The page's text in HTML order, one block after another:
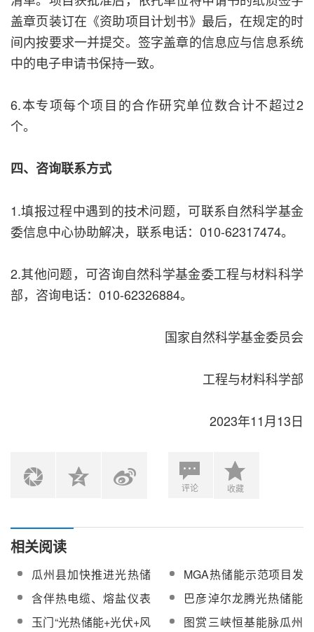
盖章页装订在《资助项目计划书》最后，在规定的时
间内按要求一并提交。签字盖章的信息应与信息系统
中的电子申请书保持一致。
6.本专项每个项目的合作研究单位数合计不超过2
个。
四、咨询联系方式
1.填报过程中遇到的技术问题，可联系自然科学基金
委信息中心协助解决，联系电话：010-62317474。
2.其他问题，可咨询自然科学基金委工程与材料科学
部，咨询电话：010-62326884。
国家自然科学基金委员会
工程与材料科学部
2023年11月13日
评论 收藏
相关阅读
瓜州县加快推进光热储
能项目，坚持“项目为王”
夯实发展硬支撑
MGA热储能示范项目发
生过热事故！
含伴热电缆、熔盐仪表
阀等！中核玉门100MW
巴彦淖尔龙腾光热储能
科创园项目综合办公楼
玉门“光热储能+光伏+风
图赏三峡恒基能脉瓜州